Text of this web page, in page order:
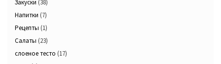
Закуски (38)
Напитки (7)
Рецепты (1)
Салаты (23)
слоеное тесто (17)